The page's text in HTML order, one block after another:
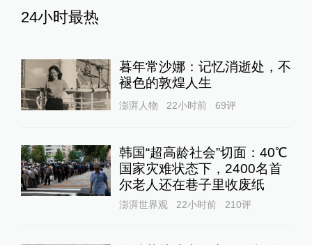
24小时最热
暮年常沙娜：记忆消逝处，不
褪色的敦煌人生
澎湃人物 22小时前 69评
韩国“超高龄社会”切面：40℃
国家灾难状态下，2400名首
尔老人还在巷子里收废纸
澎湃世界观 22小时前 210评